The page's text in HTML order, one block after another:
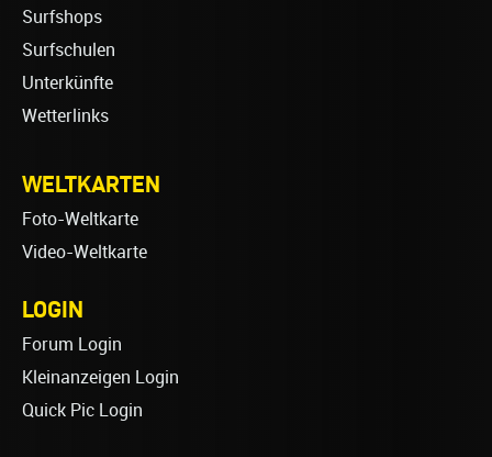
Surfshops
Surfschulen
Unterkünfte
Wetterlinks
WELTKARTEN
Foto-Weltkarte
Video-Weltkarte
LOGIN
Forum Login
Kleinanzeigen Login
Quick Pic Login